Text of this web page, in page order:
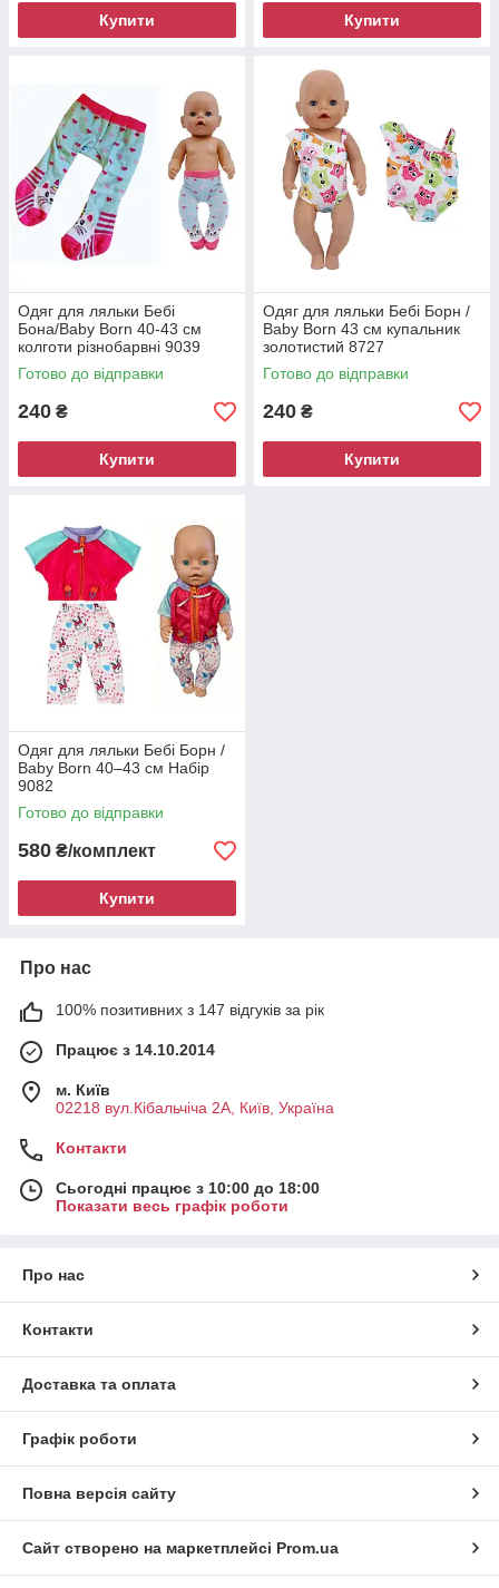
Купити Купити
Одяг для ляльки Бебі
Бона/Baby Born 40-43 см
колготи різнобарвні 9039
Готово до відправки
240 ₴
Купити
Одяг для ляльки Бебі Борн /
Baby Born 43 см купальник
золотистий 8727
Готово до відправки
240 ₴
Купити
Одяг для ляльки Бебі Борн /
Baby Born 40–43 см Набір
9082
Готово до відправки
580 ₴/комплект
Купити
Про нас
100% позитивних з 147 відгуків за рік
Працює з 14.10.2014
м. Київ
02218 вул.Кібальчіча 2А, Київ, Україна
Контакти
Сьогодні працює з 10:00 до 18:00
Показати весь графік роботи
Про нас
Контакти
Доставка та оплата
Графік роботи
Повна версія сайту
Сайт створено на маркетплейсі Prom.ua